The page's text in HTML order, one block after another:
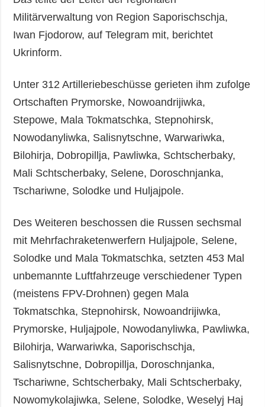
Militärverwaltung von Region Saporischschja,
Iwan Fjodorow, auf Telegram mit, berichtet
Ukrinform.
Unter 312 Artilleriebeschüsse gerieten ihm zufolge
Ortschaften Prymorske, Nowoandrijiwka,
Stepowe, Mala Tokmatschka, Stepnohirsk,
Nowodanyliwka, Salisnytschne, Warwariwka,
Bilohirja, Dobropillja, Pawliwka, Schtscherbaky,
Mali Schtscherbaky, Selene, Doroschnjanka,
Tschariwne, Solodke und Huljajpole.
Des Weiteren beschossen die Russen sechsmal
mit Mehrfachraketenwerfern Huljajpole, Selene,
Solodke und Mala Tokmatschka, setzten 453 Mal
unbemannte Luftfahrzeuge verschiedener Typen
(meistens FPV-Drohnen) gegen Mala
Tokmatschka, Stepnohirsk, Nowoandrijiwka,
Prymorske, Huljajpole, Nowodanyliwka, Pawliwka,
Bilohirja, Warwariwka, Saporischschja,
Salisnytschne, Dobropillja, Doroschnjanka,
Tschariwne, Schtscherbaky, Mali Schtscherbaky,
Nowomykolajiwka, Selene, Solodke, Weselyj Haj